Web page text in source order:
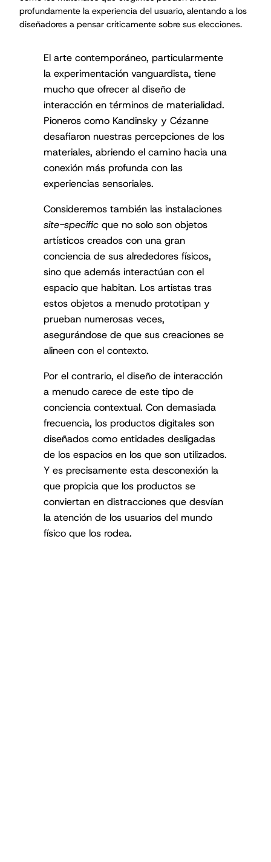
profundamente la experiencia del usuario, alentando a los
diseñadores a pensar críticamente sobre sus elecciones.
El arte contemporáneo, particularmente
la experimentación vanguardista, tiene
mucho que ofrecer al diseño de
interacción en términos de materialidad.
Pioneros como Kandinsky y Cézanne
desafiaron nuestras percepciones de los
materiales, abriendo el camino hacia una
conexión más profunda con las
experiencias sensoriales.
Consideremos también las instalaciones
site-specific que no solo son objetos
artísticos creados con una gran
conciencia de sus alrededores físicos,
sino que además interactúan con el
espacio que habitan. Los artistas tras
estos objetos a menudo prototipan y
prueban numerosas veces,
asegurándose de que sus creaciones se
alineen con el contexto.
Por el contrario, el diseño de interacción
a menudo carece de este tipo de
conciencia contextual. Con demasiada
frecuencia, los productos digitales son
diseñados como entidades desligadas
de los espacios en los que son utilizados.
Y es precisamente esta desconexión la
que propicia que los productos se
conviertan en distracciones que desvían
la atención de los usuarios del mundo
físico que los rodea.